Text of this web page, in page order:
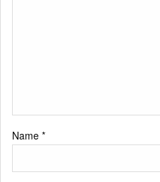
Name *